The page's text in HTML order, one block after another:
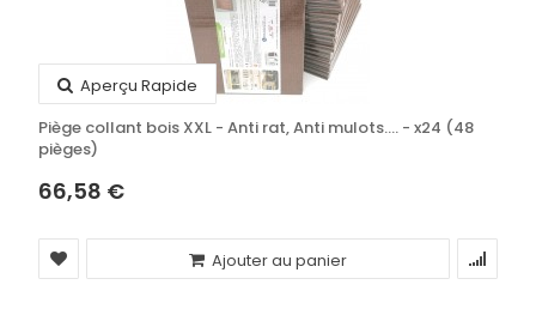
Aperçu Rapide
Piège collant bois XXL - Anti rat, Anti mulots.... - x24 (48
pièges)
66,58 €
Ajouter au panier